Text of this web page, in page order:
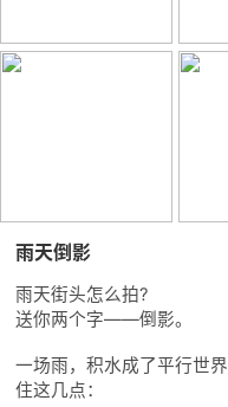
雨天倒影
雨天街头怎么拍?
送你两个字——倒影。
一场雨，积水成了平行世
住这几点：